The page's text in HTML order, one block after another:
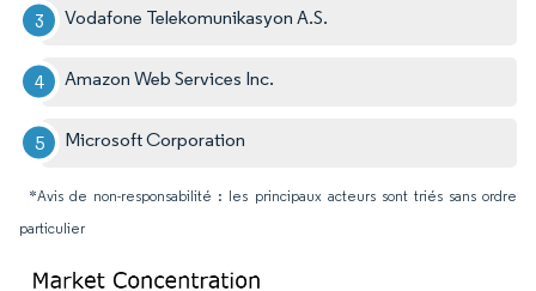
Vodafone Telekomunikasyon A.S.
Amazon Web Services Inc.
Microsoft Corporation
*Avis de non-responsabilité : les principaux acteurs sont triés sans ordre
particulier